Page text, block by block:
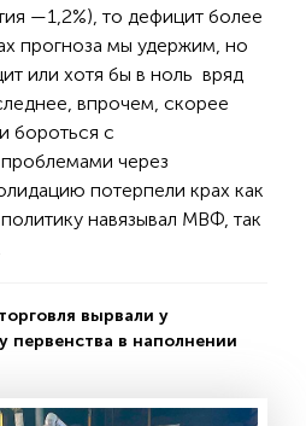
—1,2%), то дефицит более
прогноза мы удержим, но
или хотя бы в ноль вряд
впрочем, скорее
бороться с
через
потерпели крах как
политику навязывал МВФ, так
вырвали у
первенства в наполнении